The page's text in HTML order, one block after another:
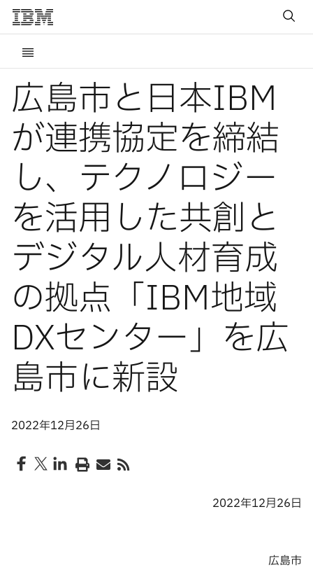
広島市と日本IBM
が連携協定を締結
し、テクノロジー
を活用した共創と
デジタル人材育成
の拠点「IBM地域
DXセンター」を広
島市に新設
2022年12月26日
2022年12月26日
広島市